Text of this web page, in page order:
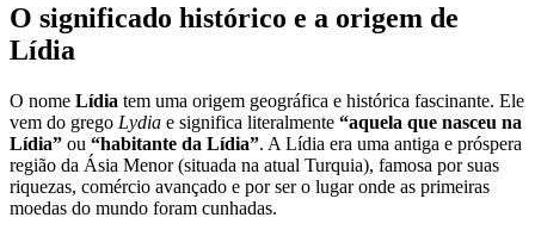
O significado histórico e a origem de
Lídia
O nome Lídia tem uma origem geográfica e histórica fascinante. Ele
vem do grego Lydia e significa literalmente “aquela que nasceu na
Lídia” ou “habitante da Lídia”. A Lídia era uma antiga e próspera
região da Ásia Menor (situada na atual Turquia), famosa por suas
riquezas, comércio avançado e por ser o lugar onde as primeiras
moedas do mundo foram cunhadas.